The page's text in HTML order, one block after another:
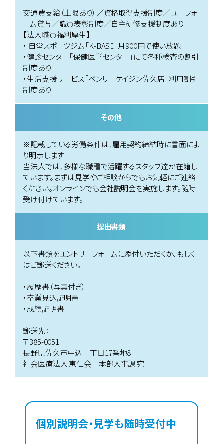
交通費支給（上限あり）／資格取得支援制度／ユニフォ
ーム貸与／職員表彰制度／自主研修支援制度あり
【法人職員福利厚生】
・ 自営スポーツジム「K-BASE」月900円で使い放題
・健診センター「保健医学センター」にて各種検査の割引
制度あり
・生活支援サービス「ベンリーケイジン佐久店」利用割引
制度あり
その他
※記載している労働条件は、雇用契約締結時に書面によ
り明示します
当法人では、多様な職種で活躍するスタッフ達が在籍し
ています。まずは見学やご相談からでもお気軽にご連絡
ください。オンラインでも会社説明会を実施します。随時
受け付けています。
提出書類
以下書類をエントリーフォームに添付いただくか、もしく
はご郵送ください。
・履歴書（写真付き）
・卒業見込証明書
・成績証明書
郵送先：
〒385-0051
長野県佐久市中込一丁目17番地8
社会医療法人 恵仁会 本部人事課 宛
個別説明会・見学も随時受付中